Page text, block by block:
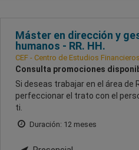
Máster en dirección y
humanos - RR. HH.
CEF - Centro de Estudios Financieros
Consulta promociones
Si deseas trabajar en el área de
perfeccionar el trato con el
ti.
Duración: 12 meses